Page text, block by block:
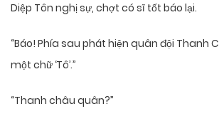
Diệp Tôn nghị sự, chợt có sĩ tốt báo lại.
“Báo! Phía sau phát hiện quân đội Thanh
một chữ ‘Tô’.”
“Thanh châu quân?”